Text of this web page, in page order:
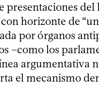
presentaciones
horizonte de
por órganos
–como los
argumentativa
el mecanismo